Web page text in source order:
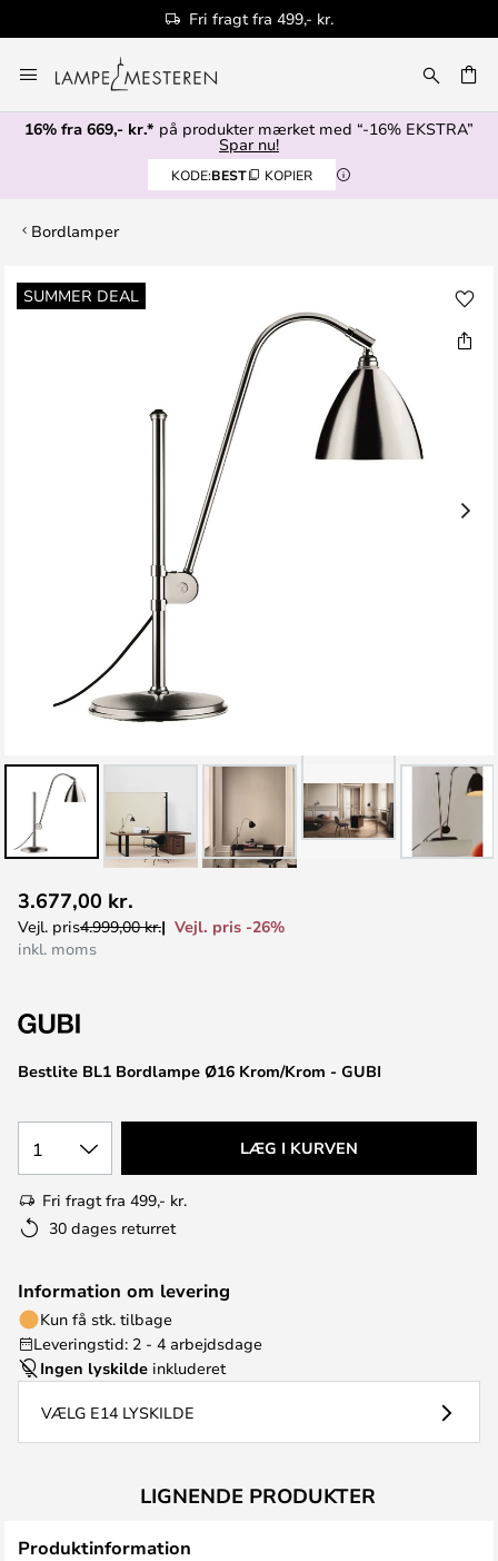
Fri fragt fra 499,- kr.
to
Content
16% fra 669,- kr.* på produkter mærket med “-16% EKSTRA”
Spar nu!
KODE:BEST KOPIER
Bordlamper
SUMMER DEAL
Gå
til
til
starten
Bestlite BL1 Bordlampe Ø16 Krom/Krom - GUBI
3.677,00 kr.
Vejl. pris4.999,00 kr.
Vejl. pris -26%
inkl. moms
1 LÆG I KURVEN
Fri fragt fra 499,- kr.
30 dages returret
Information om levering
Kun få stk. tilbage
Leveringstid: 2 - 4 arbejdsdage
Ingen lyskilde inkluderet
VÆLG E14 LYSKILDE
LIGNENDE PRODUKTER
Produktinformation